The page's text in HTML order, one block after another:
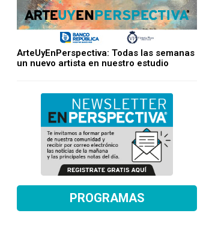
ArteUyEnPerspectiva: Todas las semanas
un nuevo artista en nuestro estudio
PROGRAMAS